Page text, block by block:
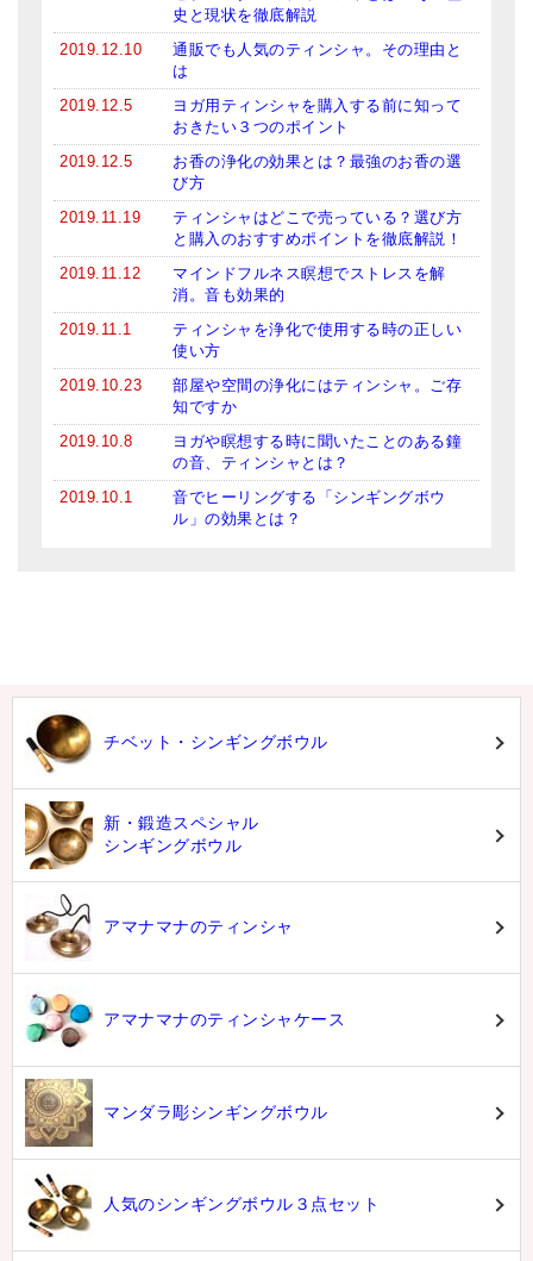
史と現状を徹底解説
2019.12.10
通販でも人気のティンシャ。その理由と
は
2019.12.5
ヨガ用ティンシャを購入する前に知って
おきたい３つのポイント
2019.12.5
お香の浄化の効果とは？最強のお香の選
び方
2019.11.19
ティンシャはどこで売っている？選び方
と購入のおすすめポイントを徹底解説！
2019.11.12
マインドフルネス瞑想でストレスを解
消。音も効果的
2019.11.1
ティンシャを浄化で使用する時の正しい
使い方
2019.10.23
部屋や空間の浄化にはティンシャ。ご存
知ですか
2019.10.8
ヨガや瞑想する時に聞いたことのある鐘
の音、ティンシャとは？
2019.10.1
音でヒーリングする「シンギングボウ
ル」の効果とは？
チベット・シンギングボウル
新・鍛造スペシャル
シンギングボウル
アマナマナのティンシャ
アマナマナのティンシャケース
マンダラ彫シンギングボウル
人気のシンギングボウル３点セット